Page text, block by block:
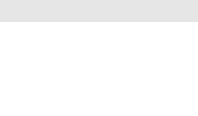
русская и западная
Гастроли коллектива
США, Южной Кореи,